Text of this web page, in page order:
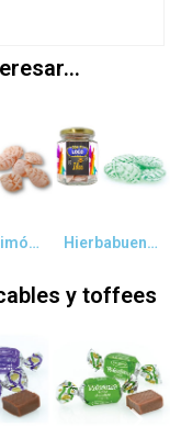
Miel y Limón Tarro Cristal 110g Vista rápidaHierbabuena Tarro Cristal 110gr
y toffees